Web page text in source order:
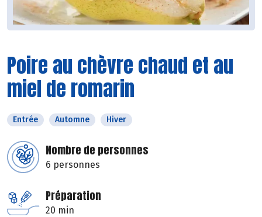
Poire au chèvre chaud et au
miel de romarin
Entrée Automne Hiver
Nombre de personnes
6 personnes
Préparation
20 min